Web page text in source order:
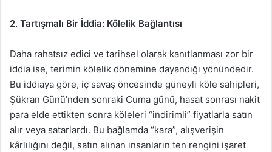
2. Tartışmalı Bir İddia: Kölelik Bağlantısı
Daha rahatsız edici ve tarihsel olarak kanıtlanması zor bir
iddia ise, terimin kölelik dönemine dayandığı yönündedir.
Bu iddiaya göre, iç savaş öncesinde güneyli köle sahipleri,
Şükran Günü’nden sonraki Cuma günü, hasat sonrası nakit
para elde ettikten sonra köleleri “indirimli” fiyatlarla satın
alır veya satarlardı. Bu bağlamda “kara”, alışverişin
kârlılığını değil, satın alınan insanların ten rengini işaret